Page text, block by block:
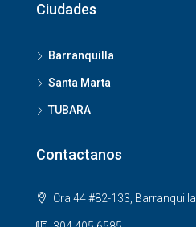
Ciudades
Barranquilla
Santa Marta
TUBARA
Contactanos
Cra 44 #82-133, Barranquilla